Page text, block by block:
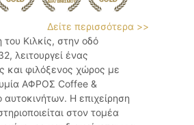
Δείτε περισσότερα >>
του Κιλκίς, στην οδό
λειτουργεί ένας
και φιλόξενος χώρος με
ΑΦΡΟΣ Coffee &
αυτοκινήτων. Η επιχείρηση
στον τομέα